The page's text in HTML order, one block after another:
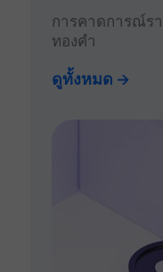
การคาดการณ์ร
ทองคำ
ดูทั้งหมด